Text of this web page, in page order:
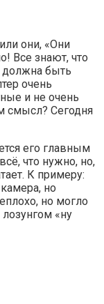
они, «Они
Все знают, что
должна быть
очень
и не очень
смысл? Сегодня
его главным
что нужно, но,
К примеру:
но
но могло
«ну